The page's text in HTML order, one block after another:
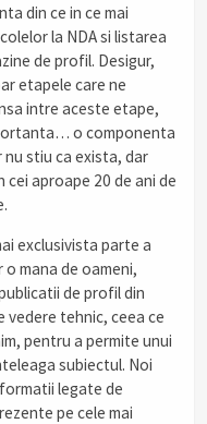
din ce in ce mai
la NDA si listarea
de profil. Desigur,
etapele care ne
intre aceste etape,
o componenta
stiu ca exista, dar
aproape 20 de ani de
exclusivista parte a
mana de oameni,
de profil din
vedere tehnic, ceea ce
pentru a permite unui
subiectul. Noi
legate de
pe cele mai